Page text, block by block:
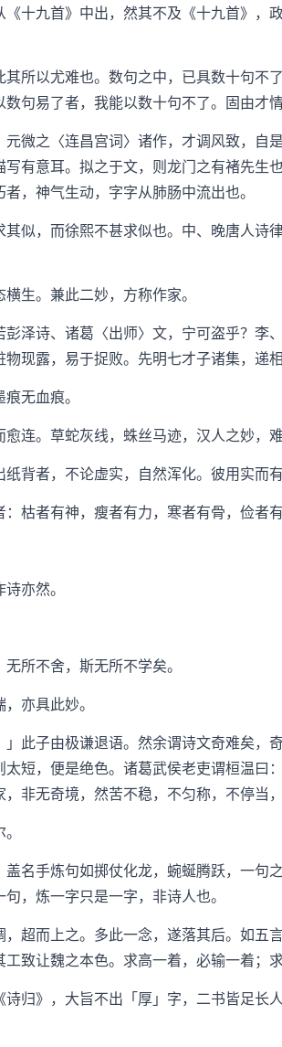
九首》中出，然其不及《十九首》，
以尤难也。数句之中，已具数十句不
句易了者，我能以数十句不了。固由才情
之〈连昌宫词〉诸作，才调风致，自
有意耳。拟之于文，则龙门之有褚先生
，神气生动，字字从肺肠中流出也。
，而徐熙不甚求似也。中、晚唐人诗
生。兼此二妙，方称作家。
诗、诸葛〈出师〉文，宁可盗乎？李、
现露，易于捉败。先明七才子诸集，递
无血痕。
。草蛇灰线，蛛丝马迹，汉人之妙，难
者，不论虚实，自然浑化。彼用实而有
者有神，瘦者有力，寒者有骨，俭者有
亦然。
所不舍，斯无所不学矣。
亦具此妙。
子由极谦退语。然余谓诗文奇难矣，
短，便是绝色。诸葛武侯老吏谓桓温曰
非无奇境，然苦不稳，不匀称，不停当，
手炼句如掷仗化龙，蜿蜒腾跃，一句
，炼一字只是一字，非诗人也。
而上之。多此一念，遂落其后。如五
致让魏之本色。求高一着，必输一着；
》，大旨不出「厚」字，二书皆足长人